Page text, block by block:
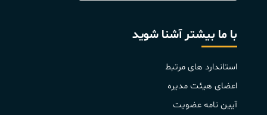
با ما بیشتر آشنا شوید
استاندارد های مرتبط
اعضای هیئت مدیره
آیین نامه عضویت